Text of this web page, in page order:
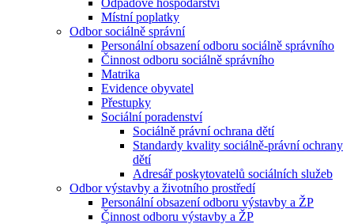
Odpadové hospodářství
Místní poplatky
Odbor sociálně správní
Personální obsazení odboru sociálně správního
Činnost odboru sociálně správního
Matrika
Evidence obyvatel
Přestupky
Sociální poradenství
Sociálně právní ochrana dětí
Standardy kvality sociálně-právní ochrany
dětí
Adresář poskytovatelů sociálních služeb
Odbor výstavby a životního prostředí
Personální obsazení odboru výstavby a ŽP
Činnost odboru výstavby a ŽP